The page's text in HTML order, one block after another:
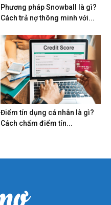
Phương pháp Snowball là gì?
Cách trả nợ thông minh với...
Điểm tín dụng cá nhân là gì?
Cách chấm điểm tín...